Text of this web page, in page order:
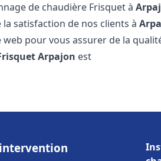
de chaudière Frisquet à
la satisfaction de nos clients à
pour vous assurer de la
Arpajon est